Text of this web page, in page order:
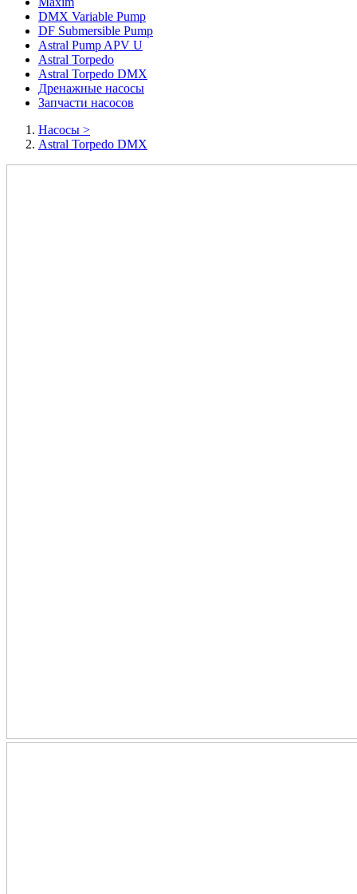
DMX Variable Pump
DF Submersible Pump
Astral Pump APV U
Astral Torpedo
Astral Torpedo DMX
Дренажные насосы
Запчасти насосов
Насосы >
Astral Torpedo DMX